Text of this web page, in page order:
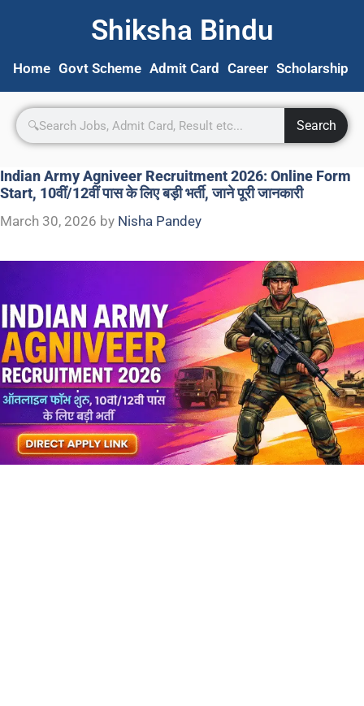
Shiksha Bindu
Home Govt Scheme Admit Card Career Scholarship
Search
Indian Army Agniveer Recruitment 2026: Online Form
Start, 10वीं/12वीं पास के लिए बड़ी भर्ती, जाने पूरी जानकारी
March 30, 2026 by Nisha Pandey